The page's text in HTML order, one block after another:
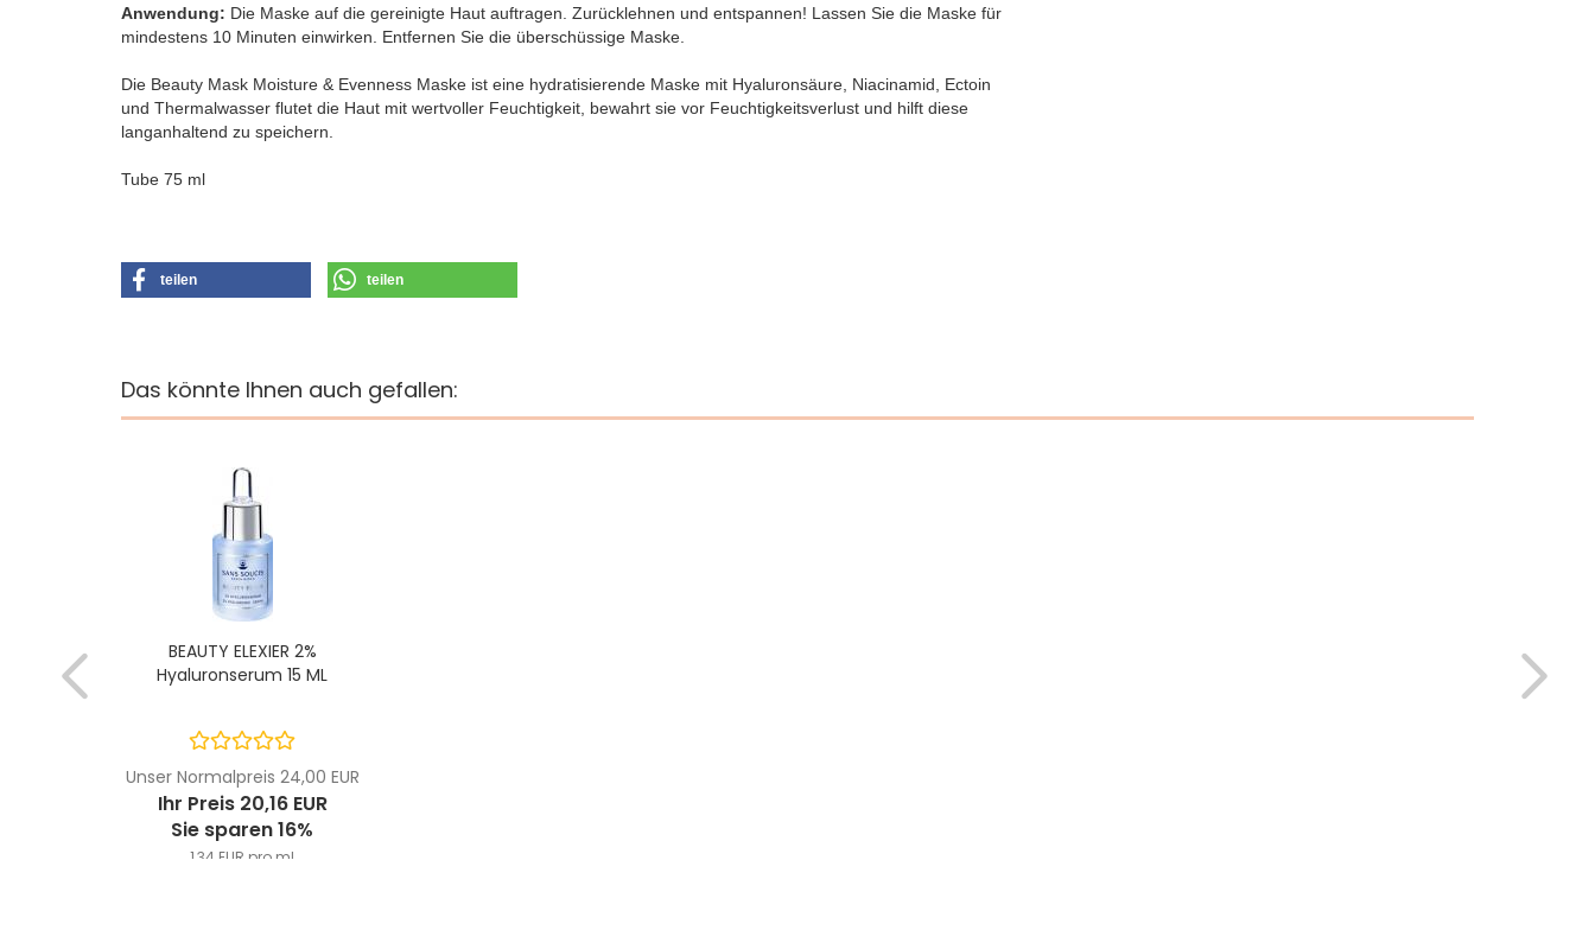
​Anwendung: Die Maske auf die gereinigte Haut auftragen. Zurücklehnen und entspannen! Lassen Sie die Maske für
mindestens 10 Minuten einwirken. Entfernen Sie die überschüssige Maske.
Die Beauty Mask Moisture & Evenness Maske ist eine hydratisierende Maske mit Hyaluronsäure, Niacinamid, Ectoin
und Thermalwasser flutet die Haut mit wertvoller Feuchtigkeit, bewahrt sie vor Feuchtigkeitsverlust und hilft diese
langanhaltend zu speichern.
Tube 75 ml
teilen teilen
Das könnte Ihnen auch gefallen:
BEAUTY ELEXIER 2%
Hyaluronserum 15 ML
Unser Normalpreis 24,00 EUR
Ihr Preis 20,16 EUR
Sie sparen 16%
1,34 EUR pro ml